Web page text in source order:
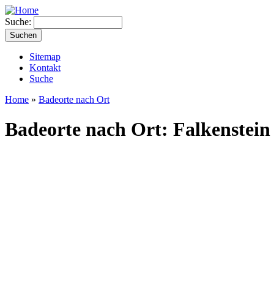
Suche:
Sitemap
Kontakt
Suche
Home » Badeorte nach Ort
Badeorte nach Ort: Falkenstein